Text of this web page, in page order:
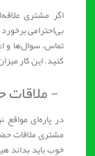
اگر مشتری
بی‌احترامی
تماس، سوال‌ها و
كنید. این كار
- ملاقات
در پاره‌ای مواقع
مشتری ملاقات
خوب باید بداند